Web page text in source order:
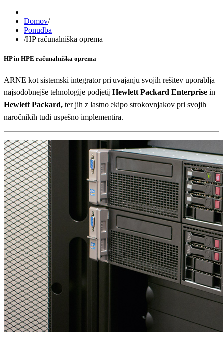
Domov/
Ponudba
/HP računalniška oprema
HP in HPE računalniška oprema
ARNE kot sistemski integrator pri uvajanju svojih rešitev uporablja
najsodobnejše tehnologije podjetij Hewlett Packard Enterprise in
Hewlett Packard, ter jih z lastno ekipo strokovnjakov pri svojih
naročnikih tudi uspešno implementira.